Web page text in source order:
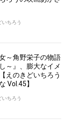
いちろう
～角野栄子の物語
～』、膨大なイメ
えのきどいちろう
Vol.45】
いちろう